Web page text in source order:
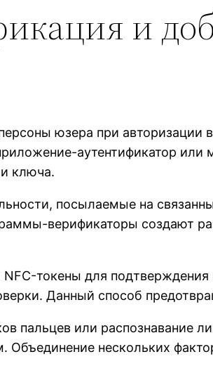
и
юзера при авторизации
аутентификатор или
ключа.
посылаемые на
верификаторы создают
токены для подтверждения
Данный способ
пальцев или распознавание
Объединение нескольких